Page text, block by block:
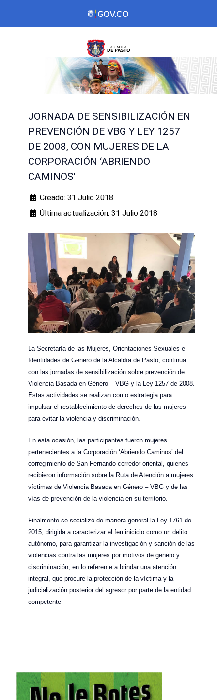
JORNADA DE SENSIBILIZACIÓN EN
PREVENCIÓN DE VBG Y LEY 1257
DE 2008, CON MUJERES DE LA
CORPORACIÓN ‘ABRIENDO
CAMINOS’
Creado: 31 Julio 2018
Última actualización: 31 Julio 2018
La Secretaría de las Mujeres, Orientaciones Sexuales e
Identidades de Género de la Alcaldía de Pasto, continúa
con las jornadas de sensibilización sobre prevención de
Violencia Basada en Género – VBG y la Ley 1257 de 2008.
Estas actividades se realizan como estrategia para
impulsar el restablecimiento de derechos de las mujeres
para evitar la violencia y discriminación.
En esta ocasión, las participantes fueron mujeres
pertenecientes a la Corporación ‘Abriendo Caminos’ del
corregimiento de San Fernando corredor oriental, quienes
recibieron información sobre la Ruta de Atención a mujeres
víctimas de Violencia Basada en Género – VBG y de las
vías de prevención de la violencia en su territorio.
Finalmente se socializó de manera general la Ley 1761 de
2015, dirigida a caracterizar el feminicidio como un delito
autónomo, para garantizar la investigación y sanción de las
violencias contra las mujeres por motivos de género y
discriminación, en lo referente a brindar una atención
integral, que procure la protección de la víctima y la
judicialización posterior del agresor por parte de la entidad
competente.